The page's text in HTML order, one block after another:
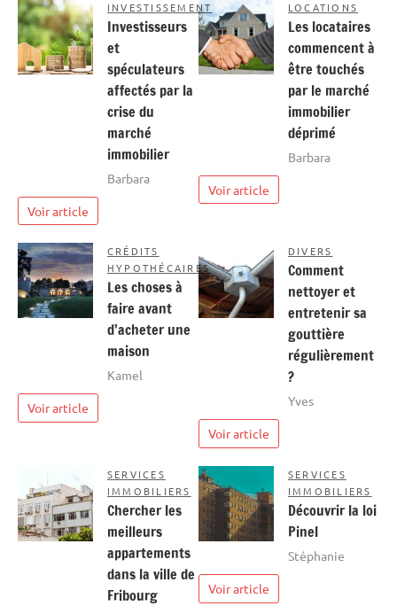
INVESTISSEMENT
Investisseurs
et
spéculateurs
affectés par la
crise du
marché
immobilier
Barbara
Voir article
LOCATIONS
Les locataires
commencent à
être touchés
par le marché
immobilier
déprimé
Barbara
Voir article
CRÉDITS
HYPOTHÉCAIRES
Les choses à
faire avant
d’acheter une
maison
Kamel
Voir article
DIVERS
Comment
nettoyer et
entretenir sa
gouttière
régulièrement
?
Yves
Voir article
SERVICES
IMMOBILIERS
Chercher les
meilleurs
appartements
dans la ville de
Fribourg
SERVICES
IMMOBILIERS
Découvrir la loi
Pinel
Stéphanie
Voir article